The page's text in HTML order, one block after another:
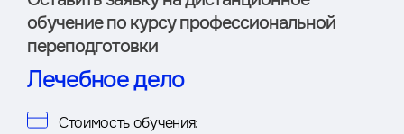
обучение по курсу профессиональной
переподготовки
Лечебное дело
Стоимость обучения: